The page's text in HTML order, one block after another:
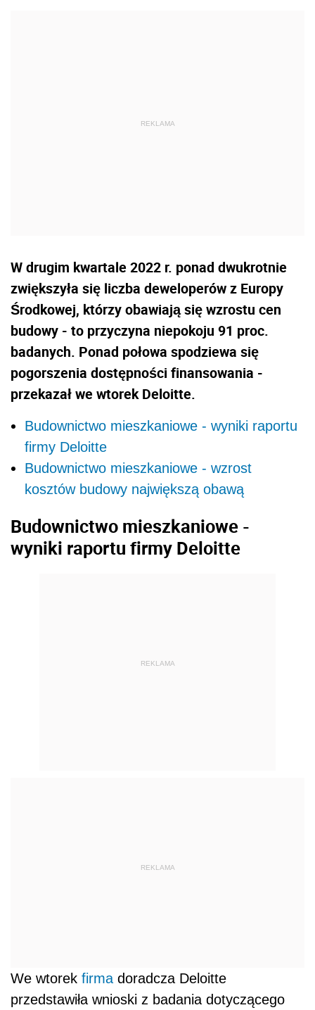
W drugim kwartale 2022 r. ponad dwukrotnie
zwiększyła się liczba deweloperów z Europy
Środkowej, którzy obawiają się wzrostu cen
budowy - to przyczyna niepokoju 91 proc.
badanych. Ponad połowa spodziewa się
pogorszenia dostępności finansowania -
przekazał we wtorek Deloitte.
Budownictwo mieszkaniowe - wyniki raportu
firmy Deloitte
Budownictwo mieszkaniowe - wzrost
kosztów budowy największą obawą
Budownictwo mieszkaniowe -
wyniki raportu firmy Deloitte
REKLAMA
REKLAMA
We wtorek firma doradcza Deloitte
przedstawiła wnioski z badania dotyczącego